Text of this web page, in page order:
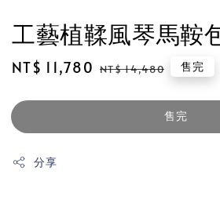
工藝植鞣風琴馬鞍
Sale
NT$ 11,780 Regular
NT$ 14,480 售完
售完
分享